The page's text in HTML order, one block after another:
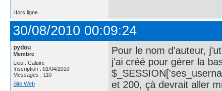
Hors ligne
30/08/2010 00:09:24
pydou
Membre
Lieu : Caluire
Inscription : 01/04/2010
Messages : 110
Site Web
Pour le nom d'auteur,
j'ai créé pour gérer la
et 200, çà devrait aller